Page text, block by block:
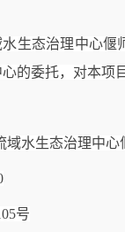
生态治理中心
的委托，对本
水生态治理中
号